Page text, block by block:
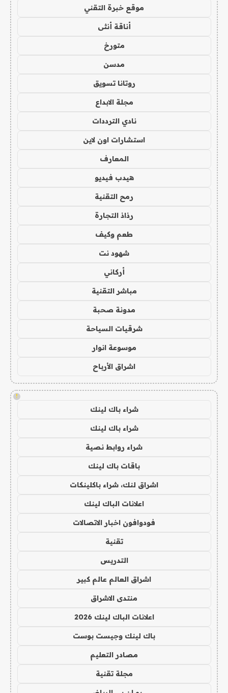
موقع خبرة التقني
أناقة أنثى
متورخ
مدسن
روتانا تسويق
مجلة الابداع
نادي الترددات
استشارات اون لاين
المعارف
هيدب فيديو
رمح التقنية
رذاذ التجارة
طعم وكيف
شهود نت
أركاني
مباشر التقنية
مدونة صحبة
شرقيات السياحة
موسوعة انوار
اشراق الأرباح
!
شراء باك لينك
شراء باك لينك
شراء روابط نصية
باقات باك لينك
اشراق لنك، شراء باكلينكات
اعلانات الباك لينك
فودوافون اخبار الاتصالات
تقنية
التدريس
اشراق العالم عالم كبير
منتدى الاشراق
اعلانات الباك لينك 2026
باك لينك وجيست بوست
مصادر التعليم
مجلة تقنية